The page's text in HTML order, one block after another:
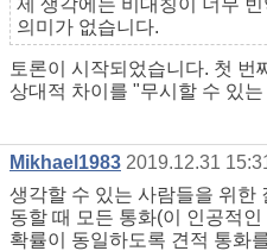
의미가 없습니다.
토론이 시작되었습니다. 첫 번
상대적 차이를 "무시할 수 있
Mikhael1983 2019.12.31
생각할 수 있는 사람들을 위한
동할 때 모든 통화(이 인공적
확률이 동일하도록 견적 통화